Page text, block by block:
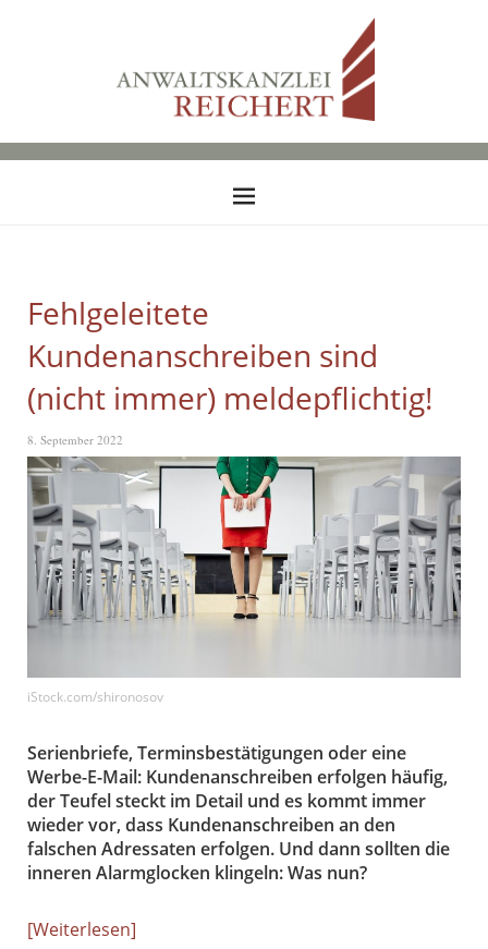
Fehlgeleitete
Kundenanschreiben sind
(nicht immer) meldepflichtig!
8. September 2022
iStock.com/shironosov
Serienbriefe, Terminsbestätigungen oder eine
Werbe-E-Mail: Kundenanschreiben erfolgen häufig,
der Teufel steckt im Detail und es kommt immer
wieder vor, dass Kundenanschreiben an den
falschen Adressaten erfolgen. Und dann sollten die
inneren Alarmglocken klingeln: Was nun?
Weiterlesen